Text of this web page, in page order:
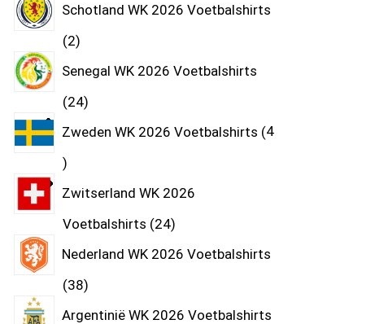
Schotland WK 2026 Voetbalshirts
2
Senegal WK 2026 Voetbalshirts
24
Zweden WK 2026 Voetbalshirts 4
Zwitserland WK 2026
Voetbalshirts 24
Nederland WK 2026 Voetbalshirts
38
Argentinië WK 2026 Voetbalshirts